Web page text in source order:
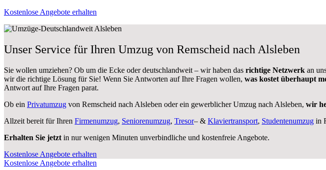
Kostenlose Angebote erhalten
Unser Service für Ihren Umzug von Remscheid nach Alsleben
Sie wollen umziehen? Ob um die Ecke oder deutschlandweit – wir haben das richtige Netzwerk an
wir die richtige Lösung für Sie! Wenn Sie Antworten auf Ihre Fragen wollen, was kostet überhaupt
Antwort auf Ihre Fragen parat.
Ob ein Privatumzug von Remscheid nach Alsleben oder ein gewerblicher Umzug nach Alsleben, wir
Allzeit bereit für Ihren Firmenumzug, Seniorenumzug, Tresor– & Klaviertransport, Studentenumzug in
Erhalten Sie jetzt in nur wenigen Minuten unverbindliche und kostenfreie Angebote.
Kostenlose Angebote erhalten
Kostenlose Angebote erhalten